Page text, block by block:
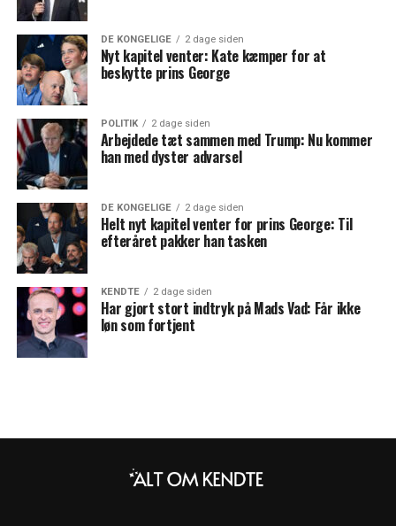
DE KONGELIGE 2 dage siden
Nyt kapitel venter: Kate kæmper for at
beskytte prins George
POLITIK 2 dage siden
Arbejdede tæt sammen med Trump: Nu kommer
han med dyster advarsel
DE KONGELIGE 2 dage siden
Helt nyt kapitel venter for prins George: Til
efteråret pakker han tasken
KENDTE 2 dage siden
Har gjort stort indtryk på Mads Vad: Får ikke
løn som fortjent